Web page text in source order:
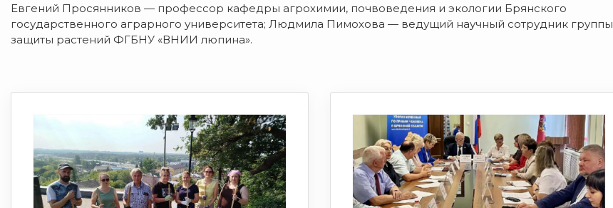
Евгений Просянников — профессор кафедры агрохимии, почвоведения и экологии Брянского
государственного аграрного университета; Людмила Пимохова — ведущий научный сотрудник группы
защиты растений ФГБНУ «ВНИИ люпина».